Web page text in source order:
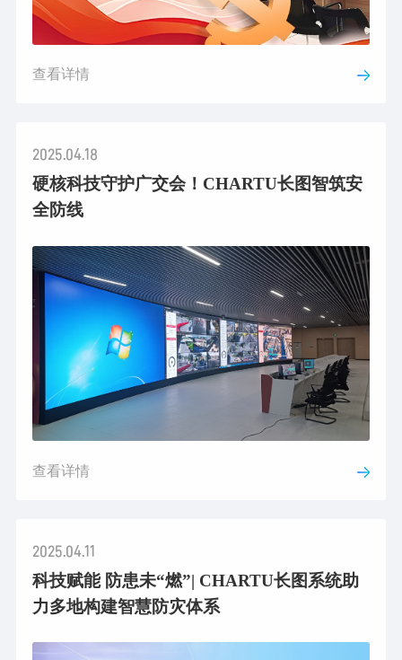
查看详情
2025.04.18
硬核科技守护广交会！CHARTU长图智筑安
全防线
查看详情
2025.04.11
科技赋能 防患未“燃”| CHARTU长图系统助
力多地构建智慧防灾体系